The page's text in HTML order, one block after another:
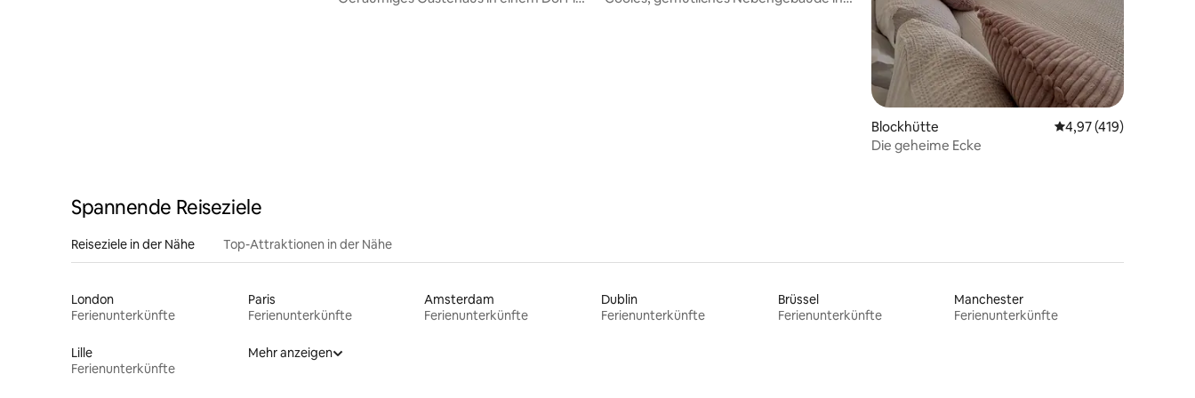
Blockhütte Durchschnittliche
4,97 (419)
Die geheime Ecke
Spannende Reiseziele
Reiseziele in der Nähe Top-Attraktionen in der Nähe
London
Ferienunterkünfte
Paris
Ferienunterkünfte
Amsterdam
Ferienunterkünfte
Dublin
Ferienunterkünfte
Brüssel
Ferienunterkünfte
Manchester
Ferienunterkünfte
Lille
Ferienunterkünfte
Mehr anzeigen